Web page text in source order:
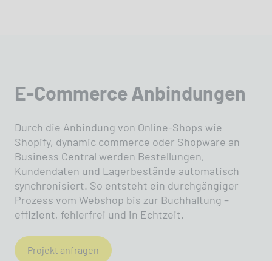
E-Commerce Anbindungen
Durch die Anbindung von Online-Shops wie
Shopify, dynamic commerce oder Shopware an
Business Central werden Bestellungen,
Kundendaten und Lagerbestände automatisch
synchronisiert. So entsteht ein durchgängiger
Prozess vom Webshop bis zur Buchhaltung –
effizient, fehlerfrei und in Echtzeit.
Projekt anfragen